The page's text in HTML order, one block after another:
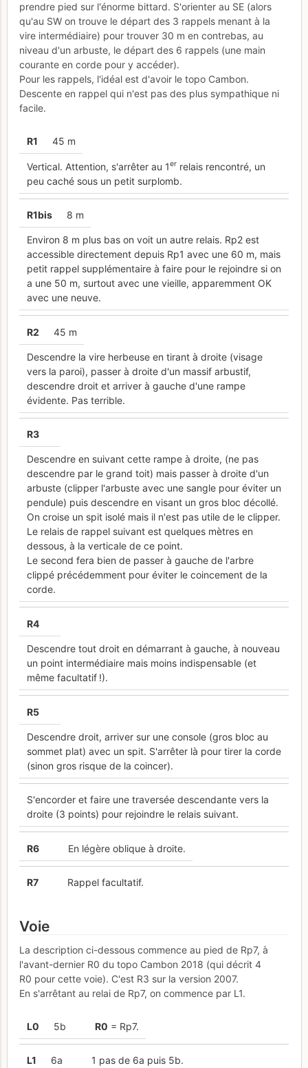
prendre pied sur l'énorme bittard. S'orienter au SE (alors
qu'au SW on trouve le départ des 3 rappels menant à la
vire intermédiaire) pour trouver 30 m en contrebas, au
niveau d'un arbuste, le départ des 6 rappels (une main
courante en corde pour y accéder).
Pour les rappels, l'idéal est d'avoir le topo Cambon.
Descente en rappel qui n'est pas des plus sympathique ni
facile.
R1 45 m
Vertical. Attention, s'arrêter au 1errelais rencontré, un
peu caché sous un petit surplomb.
R1bis 8 m
Environ 8 m plus bas on voit un autre relais. Rp2 est
accessible directement depuis Rp1 avec une 60 m, mais
petit rappel supplémentaire à faire pour le rejoindre si on
a une 50 m, surtout avec une vieille, apparemment OK
avec une neuve.
R2 45 m
Descendre la vire herbeuse en tirant à droite (visage
vers la paroi), passer à droite d'un massif arbustif,
descendre droit et arriver à gauche d'une rampe
évidente. Pas terrible.
R3
Descendre en suivant cette rampe à droite, (ne pas
descendre par le grand toit) mais passer à droite d'un
arbuste (clipper l'arbuste avec une sangle pour éviter un
pendule) puis descendre en visant un gros bloc décollé.
On croise un spit isolé mais il n'est pas utile de le clipper.
Le relais de rappel suivant est quelques mètres en
dessous, à la verticale de ce point.
Le second fera bien de passer à gauche de l'arbre
clippé précédemment pour éviter le coincement de la
corde.
R4
Descendre tout droit en démarrant à gauche, à nouveau
un point intermédiaire mais moins indispensable (et
même facultatif !).
R5
Descendre droit, arriver sur une console (gros bloc au
sommet plat) avec un spit. S'arrêter là pour tirer la corde
(sinon gros risque de la coincer).
S'encorder et faire une traversée descendante vers la
droite (3 points) pour rejoindre le relais suivant.
R6 En légère oblique à droite.
R7 Rappel facultatif.
Voie
La description ci-dessous commence au pied de Rp7, à
l'avant-dernier R0 du topo Cambon 2018 (qui décrit 4
R0 pour cette voie). C'est R3 sur la version 2007.
En s'arrêtant au relai de Rp7, on commence par L1.
L0 5b R0 = Rp7.
L1 6a 1 pas de 6a puis 5b.